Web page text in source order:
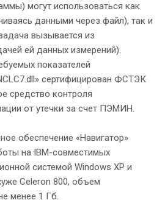
могут использоваться как
данными через файл), так и
вызывается из
ей данных измерений).
показателей
сертифицирован ФСТЭК
средство контроля
от утечки за счет ПЭМИН.
обеспечение «Навигатор»
на IBM-совместимых
системой Windows XP и
Celeron 800, объем
менее 1 Гб.